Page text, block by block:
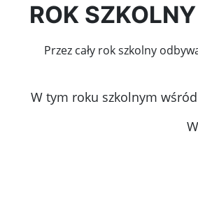
ROK
Przez cały rok szkolny
W tym roku szkolnym